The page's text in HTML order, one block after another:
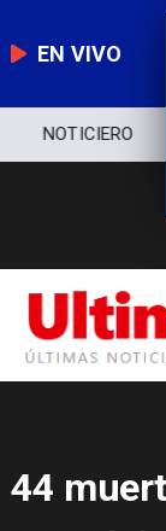
EN VIVO
NOTICIERO
44